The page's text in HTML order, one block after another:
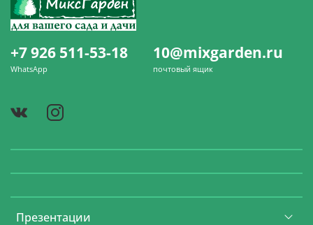
Презентации
+7 926 511-53-18
WhatsApp
10@mixgarden.ru
почтовый ящик